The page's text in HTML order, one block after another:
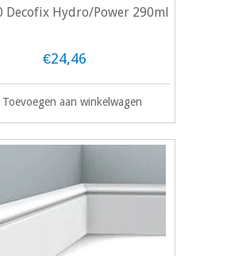
Decofix Hydro/Power 290ml
€24,46
Toevoegen aan winkelwagen